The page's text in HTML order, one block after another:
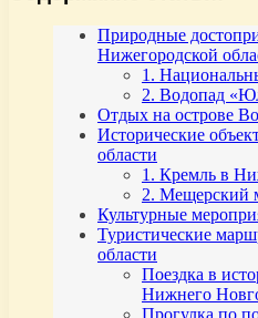
Природные
Нижегородской
1.
2. Водопад
Отдых на острове
Исторические
области
1. Кремль в
2. Мещерский
Культурные
Туристические
области
Поездка в
Нижнего